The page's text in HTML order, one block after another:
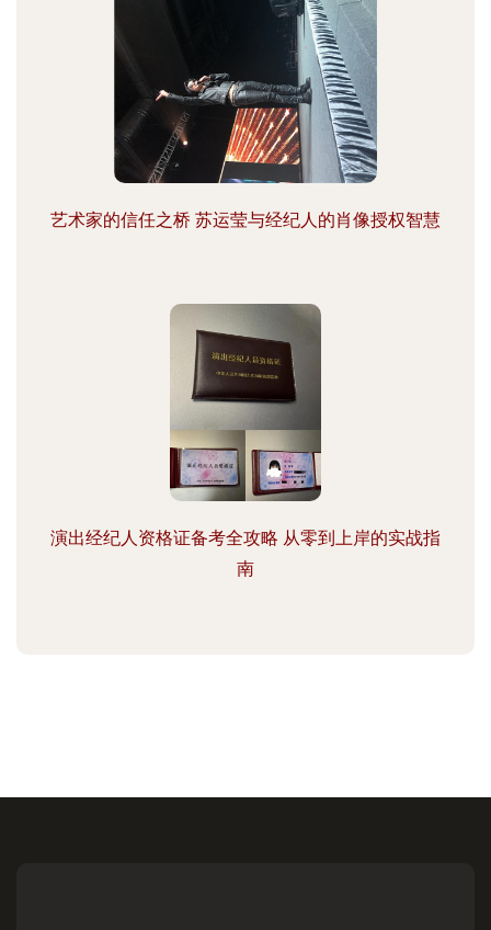
艺术家的信任之桥 苏运莹与经纪人的肖像授权智慧
演出经纪人资格证备考全攻略 从零到上岸的实战指
南